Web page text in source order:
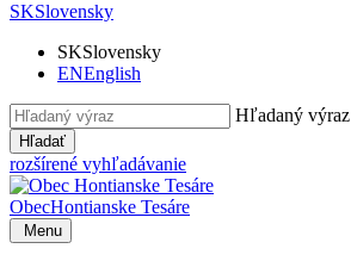
SKSlovensky
SKSlovensky
ENEnglish
Hľadaný výraz
Hľadať
rozšírené vyhľadávanie
ObecHontianske Tesáre
Menu